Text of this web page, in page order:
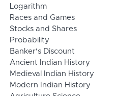
Logarithm
Races and Games
Stocks and Shares
Probability
Banker's Discount
Ancient Indian History
Medieval Indian History
Modern Indian History